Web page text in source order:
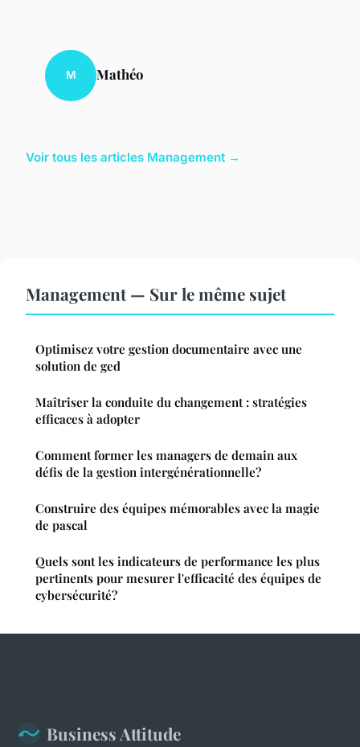
M Mathéo
Voir tous les articles Management →
Management — Sur le même sujet
Optimisez votre gestion documentaire avec une
solution de ged
Maîtriser la conduite du changement : stratégies
efficaces à adopter
Comment former les managers de demain aux
défis de la gestion intergénérationnelle?
Construire des équipes mémorables avec la magie
de pascal
Quels sont les indicateurs de performance les plus
pertinents pour mesurer l'efficacité des équipes de
cybersécurité?
Business Attitude